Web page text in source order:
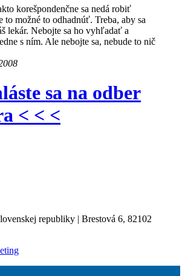
korešpondenčne sa nedá robiť
to možné to odhadnúť. Treba, aby sa
lekár. Nebojte sa ho vyhľadať a
s ním. Ale nebojte sa, nebude to nič
sa na odber
< < <
republiky | Brestová 6, 82102